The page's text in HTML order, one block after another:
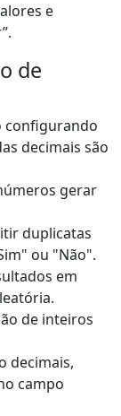
e
de
configurando
decimais são
gerar
duplicatas
ou "Não".
em
de inteiros
decimais,
campo